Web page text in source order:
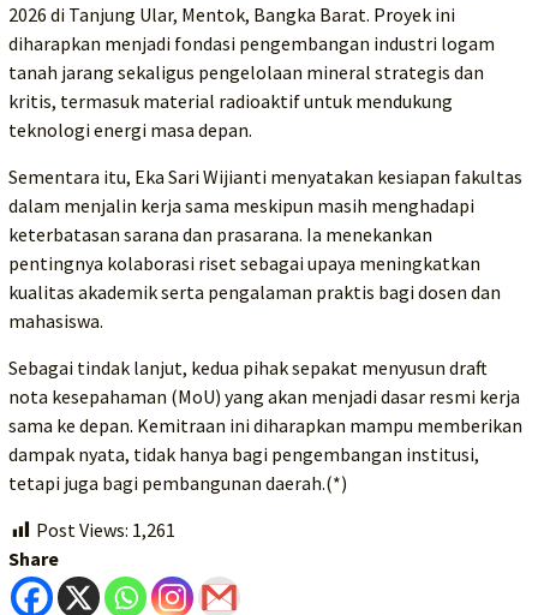
2026 di Tanjung Ular, Mentok, Bangka Barat. Proyek ini
diharapkan menjadi fondasi pengembangan industri logam
tanah jarang sekaligus pengelolaan mineral strategis dan
kritis, termasuk material radioaktif untuk mendukung
teknologi energi masa depan.
Sementara itu, Eka Sari Wijianti menyatakan kesiapan fakultas
dalam menjalin kerja sama meskipun masih menghadapi
keterbatasan sarana dan prasarana. Ia menekankan
pentingnya kolaborasi riset sebagai upaya meningkatkan
kualitas akademik serta pengalaman praktis bagi dosen dan
mahasiswa.
Sebagai tindak lanjut, kedua pihak sepakat menyusun draft
nota kesepahaman (MoU) yang akan menjadi dasar resmi kerja
sama ke depan. Kemitraan ini diharapkan mampu memberikan
dampak nyata, tidak hanya bagi pengembangan institusi,
tetapi juga bagi pembangunan daerah.(*)
Post Views: 1,261
Share